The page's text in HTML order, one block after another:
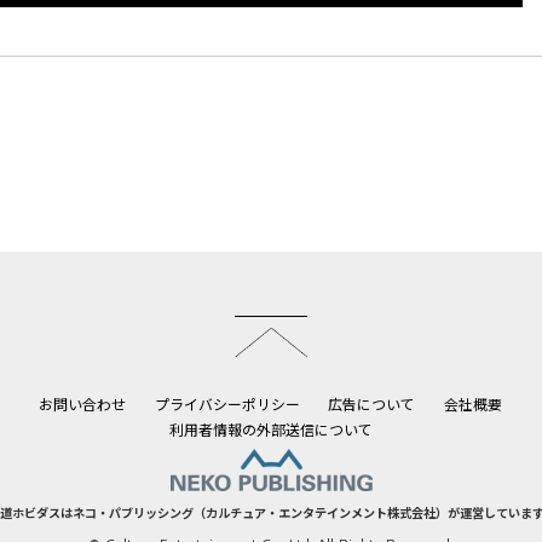
お問い合わせ プライバシーポリシー 広告について
会社概要
利用者情報の外部送信について
ホビダスはネコ・パブリッシング（カルチュア・エンタテインメント株式会社）が運営していま